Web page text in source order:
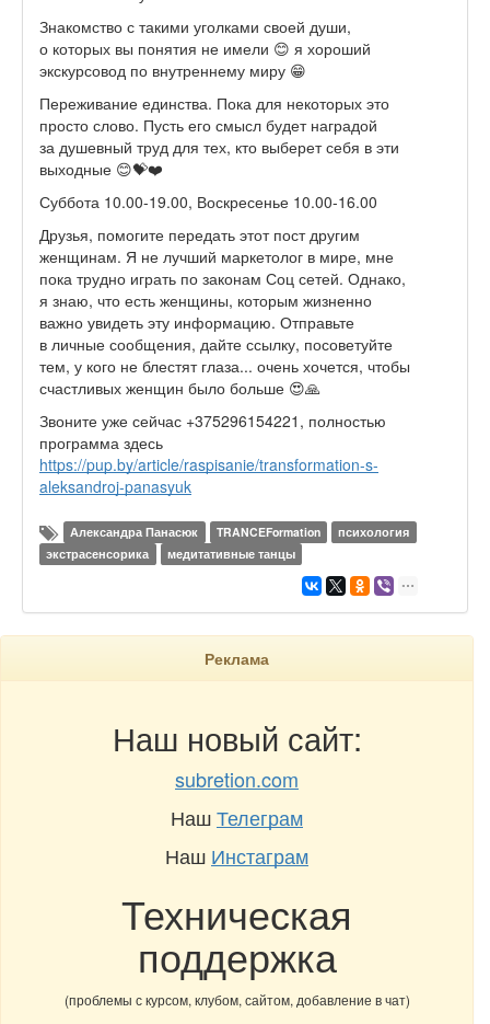
Знакомство с такими уголками своей души,
о которых вы понятия не имели 😊 я хороший
экскурсовод по внутреннему миру 😁
Переживание единства. Пока для некоторых это
просто слово. Пусть его смысл будет наградой
за душевный труд для тех, кто выберет себя в эти
выходные 😊💝❤️
Суббота 10.00-19.00, Воскресенье 10.00-16.00
Друзья, помогите передать этот пост другим
женщинам. Я не лучший маркетолог в мире, мне
пока трудно играть по законам Соц сетей. Однако,
я знаю, что есть женщины, которым жизненно
важно увидеть эту информацию. Отправьте
в личные сообщения, дайте ссылку, посоветуйте
тем, у кого не блестят глаза... очень хочется, чтобы
счастливых женщин было больше 😍🙏
Звоните уже сейчас +375296154221, полностью
программа здесь
https://pup.by/article/raspisanie/transformation-s-
aleksandroj-panasyuk
Александра Панасюк TRANCEFormation
психология
экстрасенсорика
медитативные танцы
Реклама
Наш новый сайт:
subretion.com
НашТелеграм
Наш Инстаграм
Техническая
поддержка
(проблемы с курсом, клубом, сайтом, добавление в чат)